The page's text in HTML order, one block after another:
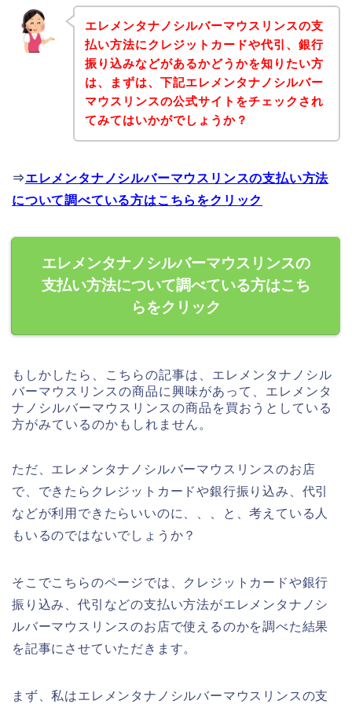
エレメンタナノシルバーマウスリンスの支
払い方法にクレジットカードや代引、銀行
振り込みなどがあるかどうかを知りたい方
は、まずは、下記エレメンタナノシルバー
マウスリンスの公式サイトをチェックされ
てみてはいかがでしょうか？
⇒エレメンタナノシルバーマウスリンスの支払い方法
について調べている方はこちらをクリック
エレメンタナノシルバーマウスリンスの
支払い方法について調べている方はこち
らをクリック
もしかしたら、こちらの記事は、エレメンタナノシル
バーマウスリンスの商品に興味があって、エレメンタ
ナノシルバーマウスリンスの商品を買おうとしている
方がみているのかもしれません。
ただ、エレメンタナノシルバーマウスリンスのお店
で、できたらクレジットカードや銀行振り込み、代引
などが利用できたらいいのに、、、と、考えている人
もいるのではないでしょうか？
そこでこちらのページでは、クレジットカードや銀行
振り込み、代引などの支払い方法がエレメンタナノシ
ルバーマウスリンスのお店で使えるのかを調べた結果
を記事にさせていただきます。
まず、私はエレメンタナノシルバーマウスリンスの支